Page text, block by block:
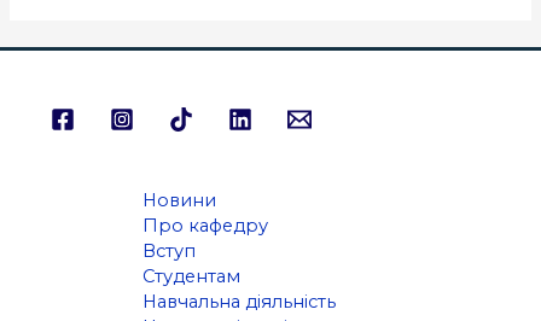
Новини
Про кафедру
Вступ
Студентам
Навчальна діяльність